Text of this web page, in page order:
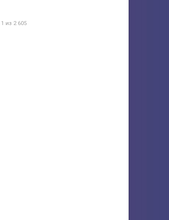
1 из 2 605